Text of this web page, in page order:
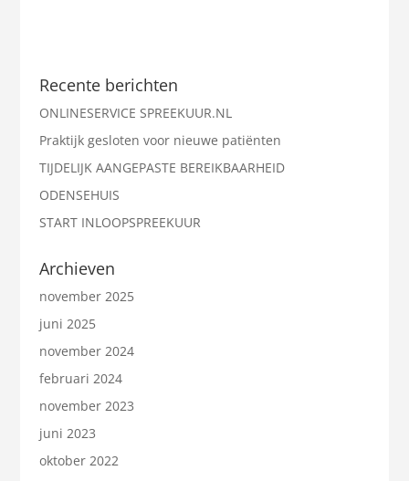
Recente berichten
ONLINESERVICE SPREEKUUR.NL
Praktijk gesloten voor nieuwe patiënten
TIJDELIJK AANGEPASTE BEREIKBAARHEID
ODENSEHUIS
START INLOOPSPREEKUUR
Archieven
november 2025
juni 2025
november 2024
februari 2024
november 2023
juni 2023
oktober 2022